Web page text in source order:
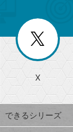
じ
る
search
検
索
上
昇
ワ
ー
ド
閉
じ
る
ー
か
ら
探
す
X
できるシリーズ